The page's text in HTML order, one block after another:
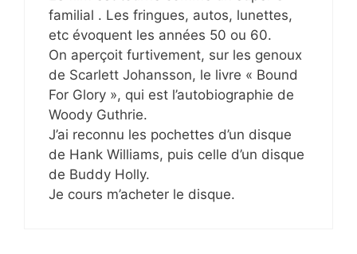
familial . Les fringues, autos, lunettes,
etc évoquent les années 50 ou 60.
On aperçoit furtivement, sur les genoux
de Scarlett Johansson, le livre « Bound
For Glory », qui est l’autobiographie de
Woody Guthrie.
J’ai reconnu les pochettes d’un disque
de Hank Williams, puis celle d’un disque
de Buddy Holly.
Je cours m’acheter le disque.